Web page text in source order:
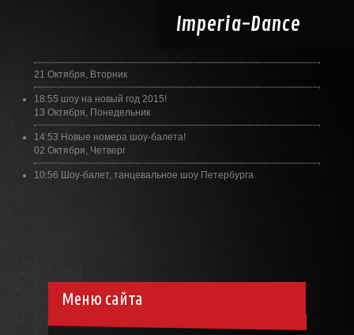
Imperia-Dance
21 Октября, Вторник
18:55 шоу на новый год 2015!
13 Октября, Понедельник
14:53 Новые номера шоу-балета!
02 Октября, Четверг
10:56 Шоу-балет, танцевальное шоу Петербурга
Меню сайта